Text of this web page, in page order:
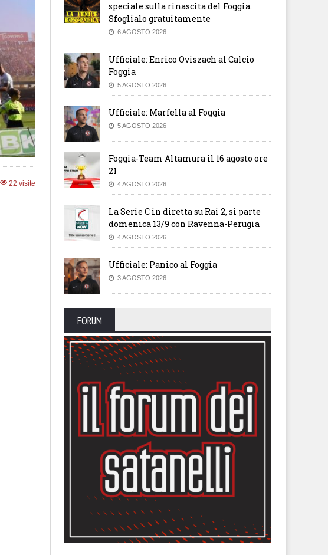
22 visite
speciale sulla rinascita del Foggia.
Sfoglialo gratuitamente
6 AGOSTO 2026
Ufficiale: Enrico Oviszach al Calcio
Foggia
5 AGOSTO 2026
Ufficiale: Marfella al Foggia
5 AGOSTO 2026
Foggia-Team Altamura il 16 agosto ore
21
4 AGOSTO 2026
La Serie C in diretta su Rai 2, si parte
domenica 13/9 con Ravenna-Perugia
4 AGOSTO 2026
Ufficiale: Panico al Foggia
3 AGOSTO 2026
FORUM